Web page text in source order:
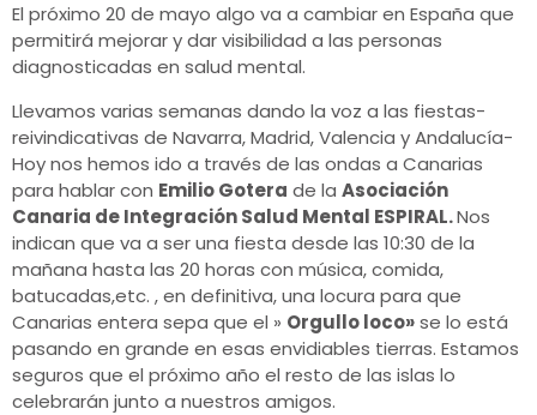
El próximo 20 de mayo algo va a cambiar en España que
permitirá mejorar y dar visibilidad a las personas
diagnosticadas en salud mental.
Llevamos varias semanas dando la voz a las fiestas-
reivindicativas de Navarra, Madrid, Valencia y Andalucía-
Hoy nos hemos ido a través de las ondas a Canarias
para hablar con Emilio Gotera de la Asociación
Canaria de Integración Salud Mental ESPIRAL.Nos
indican que va a ser una fiesta desde las 10:30 de la
mañana hasta las 20 horas con música, comida,
batucadas,etc. , en definitiva, una locura para que
Canarias entera sepa que el » Orgullo loco»se lo está
pasando en grande en esas envidiables tierras. Estamos
seguros que el próximo año el resto de las islas lo
celebrarán junto a nuestros amigos.